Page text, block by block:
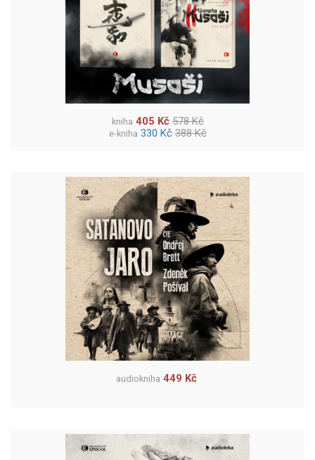
kniha 405 Kč 578 Kč
e-kniha 330 Kč 388 Kč
audiokniha 449 Kč